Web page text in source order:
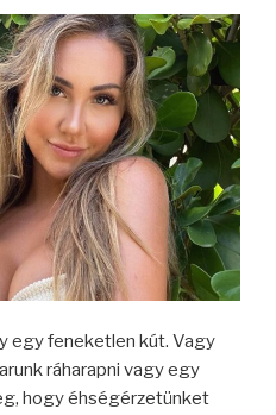
egy feneketlen kút. Vagy
ráharapni vagy egy
hogy éhségérzetünket